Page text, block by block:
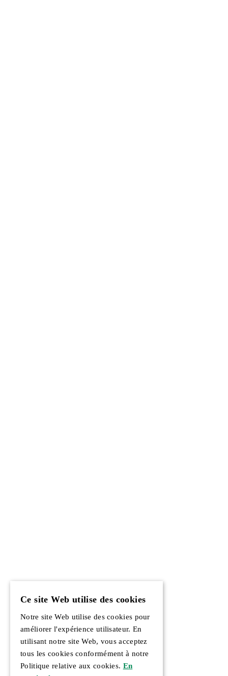
Ce site Web utilise des cookies
Notre site Web utilise des cookies pour
améliorer l'expérience utilisateur. En
utilisant notre site Web, vous acceptez
tous les cookies conformément à notre
Politique relative aux cookies. En